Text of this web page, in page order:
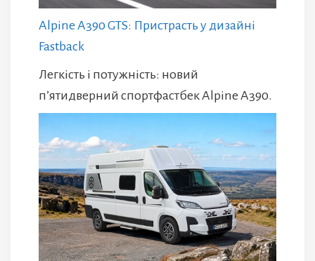
Alpine A390 GTS: Пристрасть у дизайні
Fastback
Легкість і потужність: новий
п’ятидверний спортфастбек Alpine A390.